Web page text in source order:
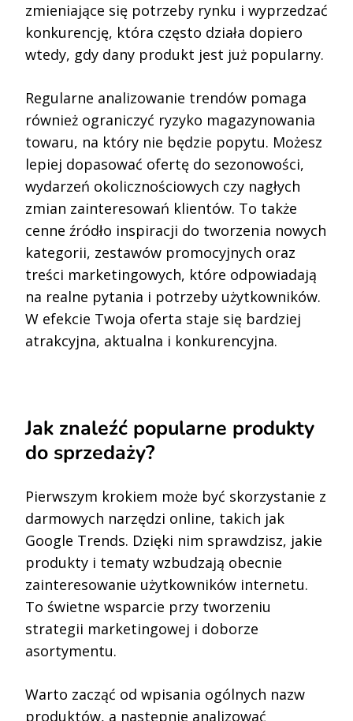
zmieniające się potrzeby rynku i wyprzedzać
konkurencję, która często działa dopiero
wtedy, gdy dany produkt jest już popularny.
Regularne analizowanie trendów pomaga
również ograniczyć ryzyko magazynowania
towaru, na który nie będzie popytu. Możesz
lepiej dopasować ofertę do sezonowości,
wydarzeń okolicznościowych czy nagłych
zmian zainteresowań klientów. To także
cenne źródło inspiracji do tworzenia nowych
kategorii, zestawów promocyjnych oraz
treści marketingowych, które odpowiadają
na realne pytania i potrzeby użytkowników.
W efekcie Twoja oferta staje się bardziej
atrakcyjna, aktualna i konkurencyjna.
Jak znaleźć popularne produkty
do sprzedaży?
Pierwszym krokiem może być skorzystanie z
darmowych narzędzi online, takich jak
Google Trends. Dzięki nim sprawdzisz, jakie
produkty i tematy wzbudzają obecnie
zainteresowanie użytkowników internetu.
To świetne wsparcie przy tworzeniu
strategii marketingowej i doborze
asortymentu.
Warto zacząć od wpisania ogólnych nazw
produktów, a następnie analizować